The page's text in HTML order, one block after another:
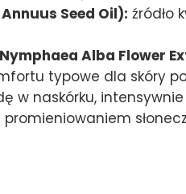
Seed Oil): źródło
Alba Flower
typowe dla skóry po
w naskórku,